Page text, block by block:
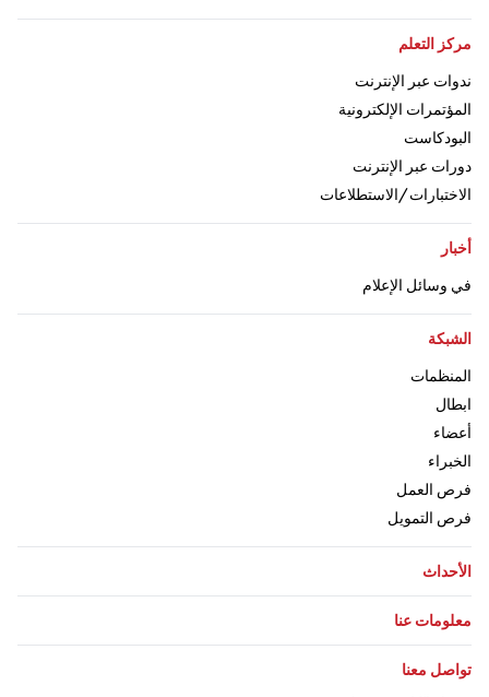
اذهب إلى:
مركز التعلم
ندوات عبر الإنترنت
المؤتمرات الإلكترونية
البودكاست
دورات عبر الإنترنت
الاختبارات/الاستطلاعات
اذهب إلى:
أخبار
في وسائل الإعلام
اذهب إلى:
الشبكة
المنظمات
ابطال
أعضاء
الخبراء
فرص العمل
فرص التمويل
الأحداث
معلومات عنا
اذهب إلى:
تواصل معنا